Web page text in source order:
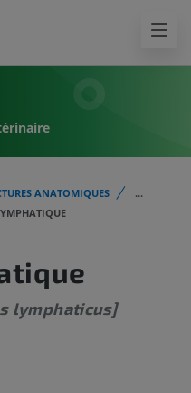
ANATOMIQUES
...
lymphaticus]